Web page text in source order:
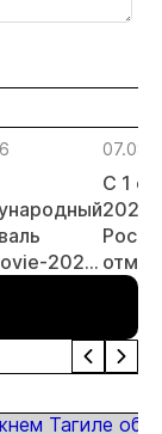
2026
С 1
2026